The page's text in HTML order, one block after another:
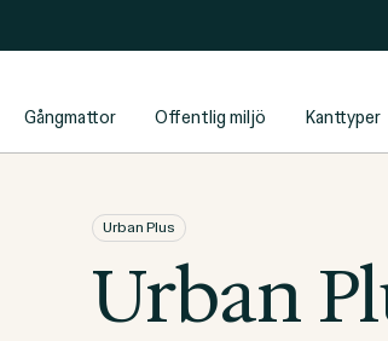
Gångmattor Offentlig miljö Kanttyper
Urban Plus
Urban